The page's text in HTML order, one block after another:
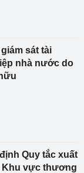
sát tài
nhà nước do
Quy tắc xuất
Khu vực thương